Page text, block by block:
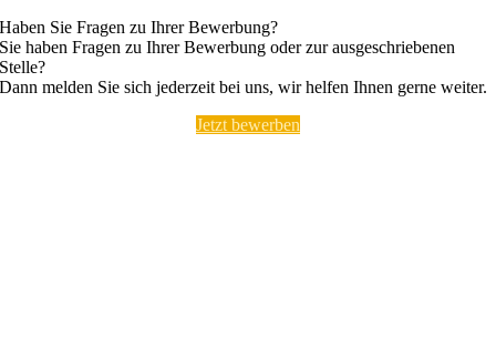
Haben Sie Fragen zu Ihrer Bewerbung?
Sie haben Fragen zu Ihrer Bewerbung oder zur ausgeschriebenen
Stelle?
Dann melden Sie sich jederzeit bei uns, wir helfen Ihnen gerne weiter.
Jetzt bewerben